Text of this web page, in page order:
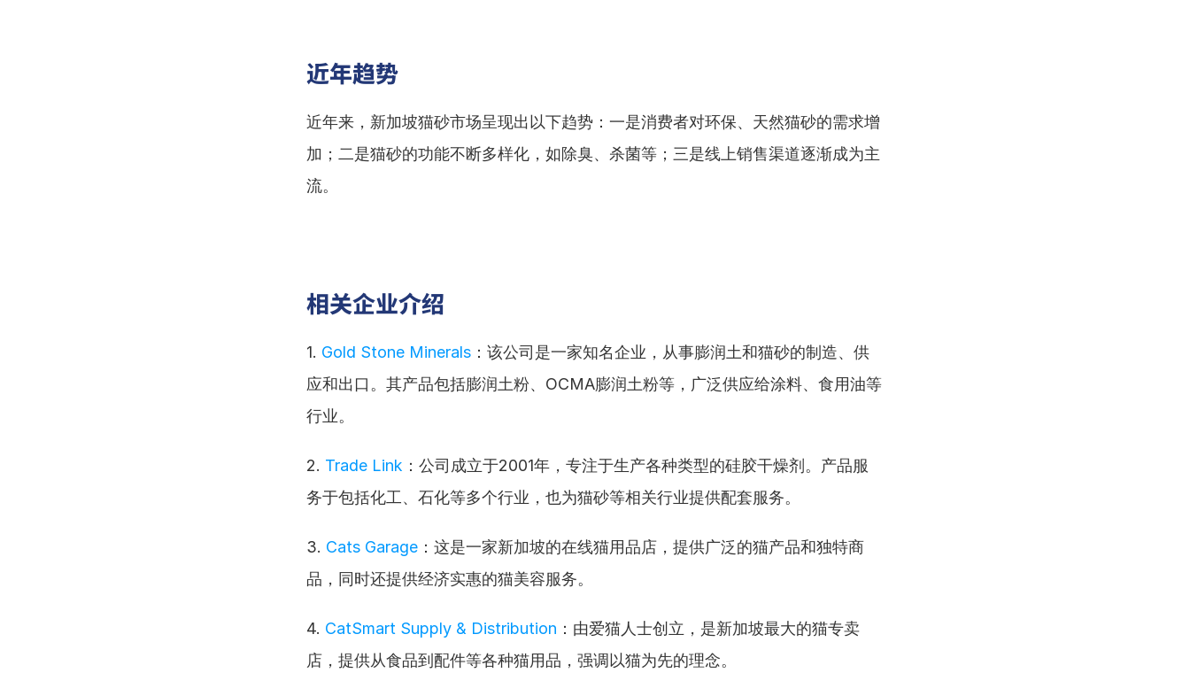
近年趋势
近年来，新加坡猫砂市场呈现出以下趋势：一是消费者对环保、天然猫砂的需求增
加；二是猫砂的功能不断多样化，如除臭、杀菌等；三是线上销售渠道逐渐成为主
流。
相关企业介绍
1. Gold Stone Minerals ：该公司是一家知名企业，从事膨润土和猫砂的制造、供
应和出口。其产品包括膨润土粉、OCMA膨润土粉等，广泛供应给涂料、食用油等
行业。
2. Trade Link ：公司成立于2001年，专注于生产各种类型的硅胶干燥剂。产品服
务于包括化工、石化等多个行业，也为猫砂等相关行业提供配套服务。
3. Cats Garage ：这是一家新加坡的在线猫用品店，提供广泛的猫产品和独特商
品，同时还提供经济实惠的猫美容服务。
4. CatSmart Supply & Distribution ：由爱猫人士创立，是新加坡最大的猫专卖
店，提供从食品到配件等各种猫用品，强调以猫为先的理念。